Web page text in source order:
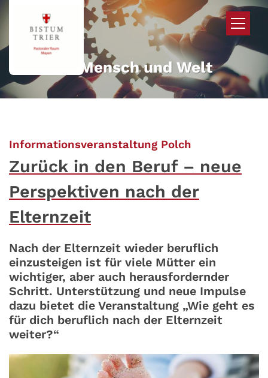
Zum Inhalt springen
Mehr für Mensch und Welt
Informationsveranstaltung Polch
Zurück in den Beruf – neue
Perspektiven nach der
Elternzeit
Nach der Elternzeit wieder beruflich
einzusteigen ist für viele Mütter ein
wichtiger, aber auch herausfordernder
Schritt. Unterstützung und neue Impulse
dazu bietet die Veranstaltung „Wie geht es
für dich beruflich nach der Elternzeit
weiter?“